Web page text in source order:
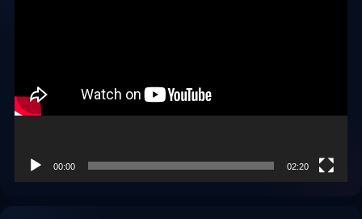
00:00 02:20